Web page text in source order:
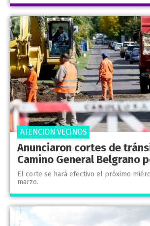
Anunciaron cortes de
Camino General Belgrano
El corte se hará efectivo el próximo
marzo.
ATENCION VECINOS